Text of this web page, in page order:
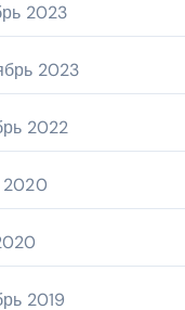
2023
2023
2022
2019